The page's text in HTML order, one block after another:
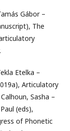
Gábor –
The
Etelka –
Articulatory
Sasha –
(eds),
of Phonetic